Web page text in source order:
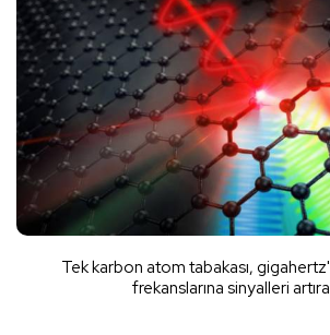
Tek karbon atom tabakası,
frekanslarına sinyalleri